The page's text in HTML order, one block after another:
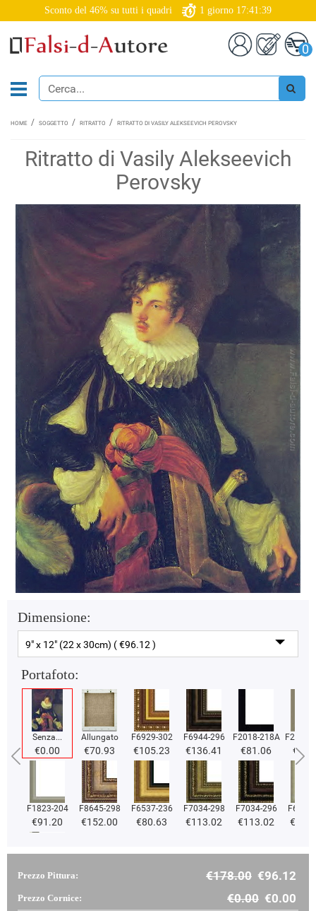
Sconto del 46% su tutti i quadri 1 giorno 17:41:38
0
HOME SOGGETTO RITRATTO RITRATTO DI VASILY ALEKSEEVICH PEROVSKY
Ritratto di Vasily Alekseevich
Perovsky
Dimensione:
9" x 12" (22 x 30cm) ( €96.12 )
Portafoto:
Senza...
€0.00
Allungato
€70.93
F6929-302
€105.23
F6944-296
€136.41
F2018-218A
€81.06
F2018-
F1823-204
€91.20
F8645-298
€152.00
F6537-236
€80.63
F7034-298
€113.02
F7034-296
€113.02
F2833-204
€96.65
Prezzo Pittura: €178.00 €96.12
Prezzo Cornice: €0.00 €0.00